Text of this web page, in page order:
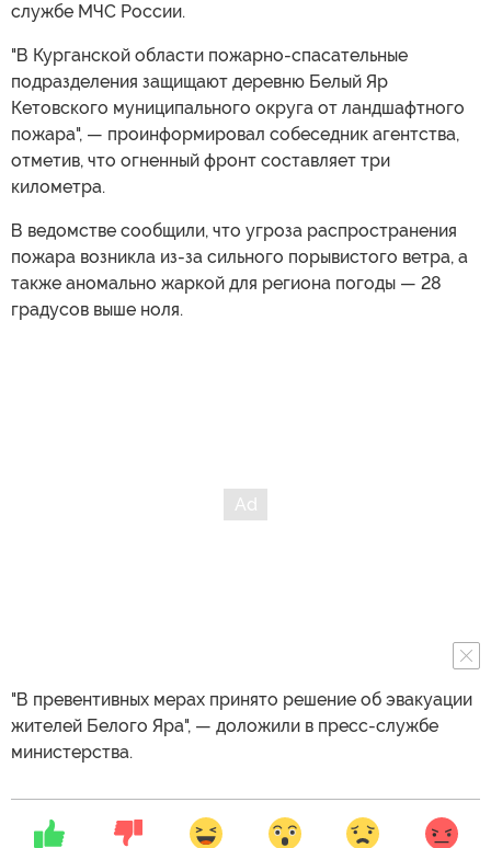
службе МЧС России.
"В Курганской области пожарно-спасательные
подразделения защищают деревню Белый Яр
Кетовского муниципального округа от ландшафтного
пожара", — проинформировал собеседник агентства,
отметив, что огненный фронт составляет три
километра.
В ведомстве сообщили, что угроза распространения
пожара возникла из-за сильного порывистого ветра, а
также аномально жаркой для региона погоды — 28
градусов выше ноля.
"В превентивных мерах принято решение об эвакуации
жителей Белого Яра", — доложили в пресс-службе
министерства.